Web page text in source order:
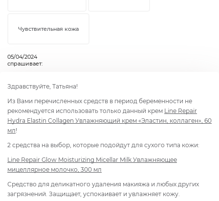
Чувствительная кожа
05/04/2024
спрашивает:
Здравствуйте, Татьяна!
Из Вами перечисленных средств в период беременности не
рекомендуется использовать только данный крем Line Repair
Hydra Elastin Collagen Увлажняющий крем «Эластин, коллаген», 60
мл!
2 средства на выбор, которые подойдут для сухого типа кожи:
Line Repair Glow Moisturizing Micellar Milk Увлажняющее
мицеллярное молочко, 300 мл
Средство для деликатного удаления макияжа и любых других
загрязнений. Защищает, успокаивает и увлажняет кожу.